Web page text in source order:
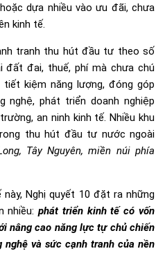
dựa nhiều vào ưu đãi, chưa
kinh tế.
tranh thu hút đầu tư theo số
đất đai, thuế, phí mà chưa chú
kiệm năng lượng, đóng góp
nghệ, phát triển doanh nghiệp
an ninh kinh tế. Nhiều khu
thu hút đầu tư nước ngoài
, Tây Nguyên, miền núi phía
Nghị quyết 10 đặt ra những
nhiều:phát triển kinh tế có vốn
nâng cao năng lực tự chủ chiến
và sức cạnh tranh của nền